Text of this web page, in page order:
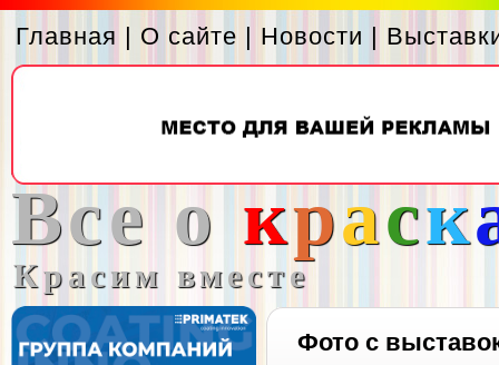
Главная | О сайте | Новости |
Все о краск
Красим вместе
Фото с